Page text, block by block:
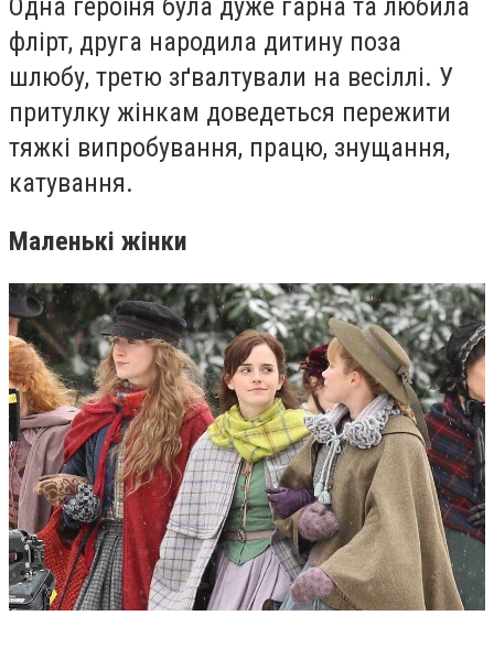
флірт, друга народила дитину поза
шлюбу, третю зґвалтували на весіллі. У
притулку жінкам доведеться пережити
тяжкі випробування, працю, знущання,
катування.
Маленькі жінки